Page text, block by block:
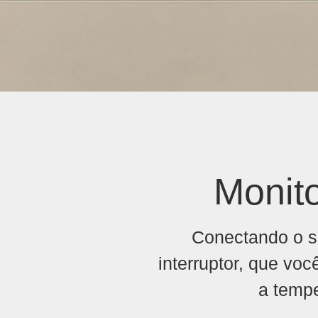
Conectando o
interruptor, que
a